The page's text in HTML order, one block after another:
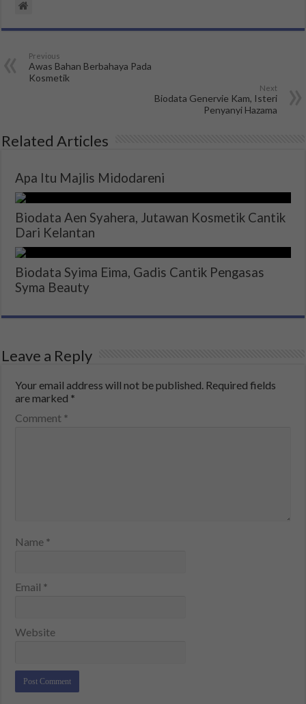
Previous
Awas Bahan Berbahaya Pada
Kosmetik
Next
Biodata Genervie Kam, Isteri
Penyanyi Hazama
Related Articles
Apa Itu Majlis Midodareni
Biodata Aen Syahera, Jutawan Kosmetik Cantik
Dari Kelantan
Biodata Syima Eima, Gadis Cantik Pengasas
Syma Beauty
Leave a Reply
Your email address will not be published. Required fields
are marked *
Comment *
Name *
Email *
Website